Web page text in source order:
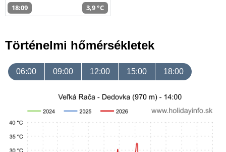
18:09 3,9 °C
Történelmi hőmérsékletek
06:00 09:00 12:00 15:00 18:00